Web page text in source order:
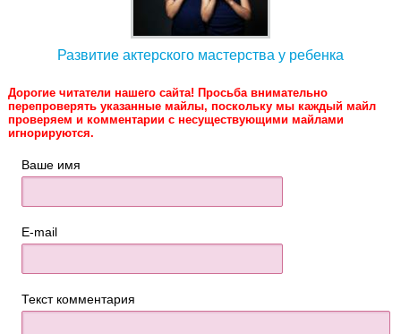
Развитие актерского мастерства у ребенка
Дорогие читатели нашего сайта! Просьба внимательно
перепроверять указанные майлы, поскольку мы каждый майл
проверяем и комментарии с несуществующими майлами
игнорируются.
Ваше имя
E-mail
Текст комментария